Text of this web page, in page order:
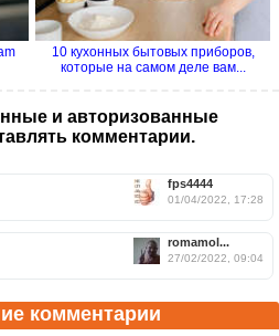
10 кухонных бытовых приборов,
которые на самом деле вам...
и авторизованные
комментарии.
fps4444
01/04/2022, 17:28
romamol...
27/02/2022, 09:04
комментарии